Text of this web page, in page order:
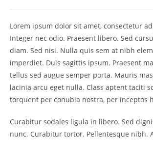
Lorem ipsum dolor sit amet, consectetur
Integer nec odio. Praesent libero. Sed
diam. Sed nisi. Nulla quis sem at nibh
imperdiet. Duis sagittis ipsum. Praesent
tellus sed augue semper porta. Mauris
lacinia arcu eget nulla. Class aptent taciti
torquent per conubia nostra, per inceptos
Curabitur sodales ligula in libero. Sed
nunc. Curabitur tortor. Pellentesque nibh.